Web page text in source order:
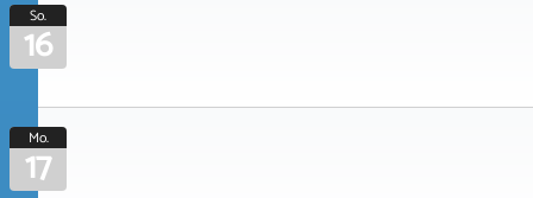
So.
16
Mo.
17